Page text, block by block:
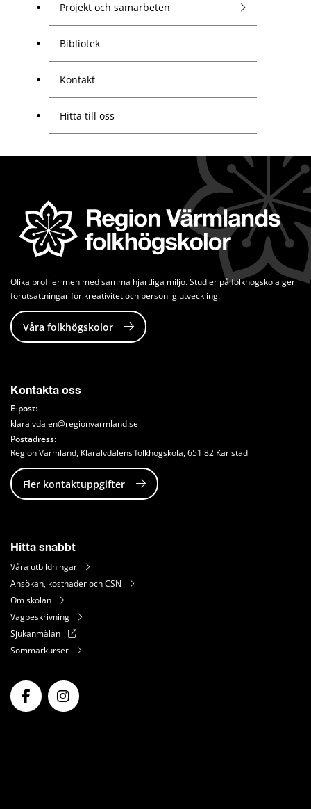
Projekt och samarbeten
Bibliotek
Kontakt
Hitta till oss
Olika profiler men med samma hjärtliga miljö. Studier på folkhögskola ger
förutsättningar för kreativitet och personlig utveckling.
Våra folkhögskolor
Kontakta oss
E-post:
klaralvdalen@regionvarmland.se
Postadress:
Region Värmland, Klarälvdalens folkhögskola, 651 82 Karlstad
Fler kontaktuppgifter
Hitta snabbt
Våra utbildningar
Ansökan, kostnader och CSN
Om skolan
Vägbeskrivning
Sjukanmälan
Sommarkurser